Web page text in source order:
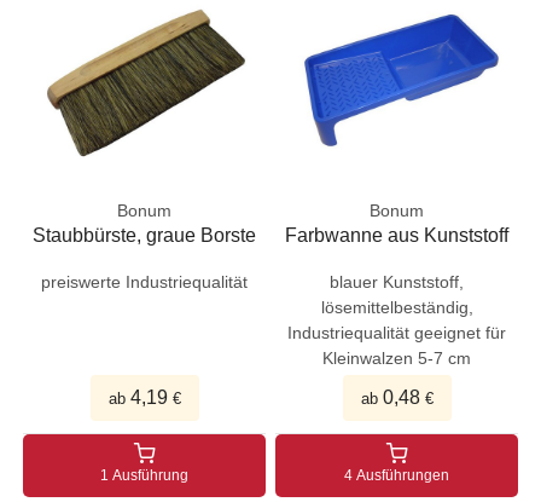
Bonum
Staubbürste, graue Borste
preiswerte Industriequalität
ab 4,19€
1 Ausführung
Bonum
Farbwanne aus Kunststoff
blauer Kunststoff,
lösemittelbeständig,
Industriequalität geeignet für
Kleinwalzen 5-7 cm
ab 0,48€
4 Ausführungen